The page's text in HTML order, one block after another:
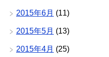
2015年6月 (11)
2015年5月 (13)
2015年4月 (25)